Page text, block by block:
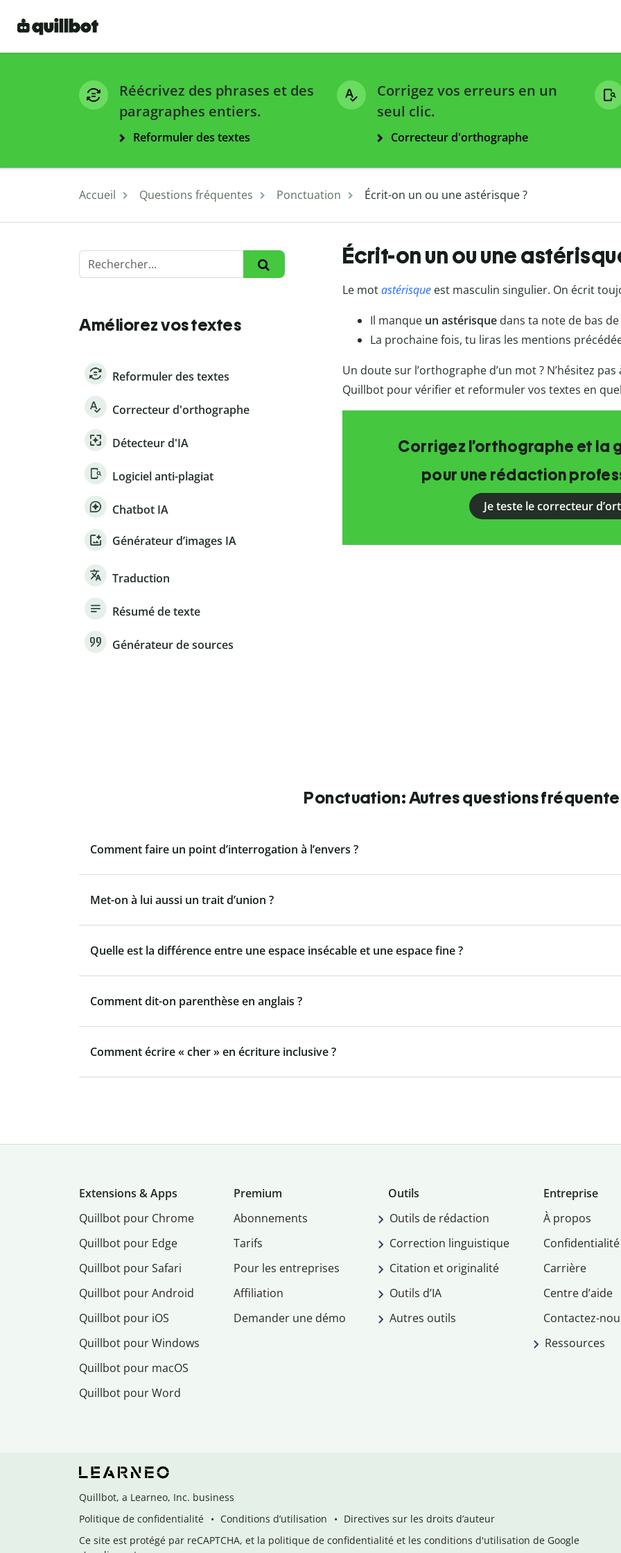
Réécrivez des phrases et des
paragraphes entiers.
Reformuler des textes
Corrigez vos erreurs en un
seul clic.
Correcteur d'orthographe
Accueil Questions fréquentes Ponctuation Écrit-on un ou une astérisque ?
Améliorez vos textes
Reformuler des textes
Correcteur d'orthographe
Détecteur d'IA
Logiciel anti-plagiat
Chatbot IA
Générateur d’images IA
Traduction
Résumé de texte
Générateur de sources
Écrit-on un ou une
Le motastérisqueest masculin singulier. On écrit
Il manque un astérisquedans ta note de bas de
La prochaine fois, tu liras les mentions
Un doute sur l’orthographe d’un mot ? N’hésitez
Quillbot pour vérifier et reformuler vos textes en
Corrigez l’orthographe et la
pour une rédaction
Je teste le correcteur
Ponctuation: Autres questions
Comment faire un point d’interrogation à l’envers ?
Met-on à lui aussi un trait d’union ?
Quelle est la différence entre une espace insécable et une espace fine ?
Comment dit-on parenthèse en anglais ?
Comment écrire « cher » en écriture inclusive ?
Extensions & Apps
Quillbot pour Chrome
Quillbot pour Edge
Quillbot pour Safari
Quillbot pour Android
Quillbot pour iOS
Quillbot pour Windows
Quillbot pour macOS
Quillbot pour Word
Premium
Abonnements
Tarifs
Pour les entreprises
Affiliation
Demander une démo
Outils
Outils de rédaction
Correction linguistique
Citation et originalité
Outils d’IA
Autres outils
Entreprise
À propos
Confidentialité
Carrière
Centre d’aide
Contactez-
Ressources
Quillbot, a Learneo, Inc. business
Politique de confidentialité
Conditions d’utilisation
Directives sur les droits d’auteur
Ce site est protégé par reCAPTCHA, et la politique de confidentialité et les conditions d'utilisation de Google